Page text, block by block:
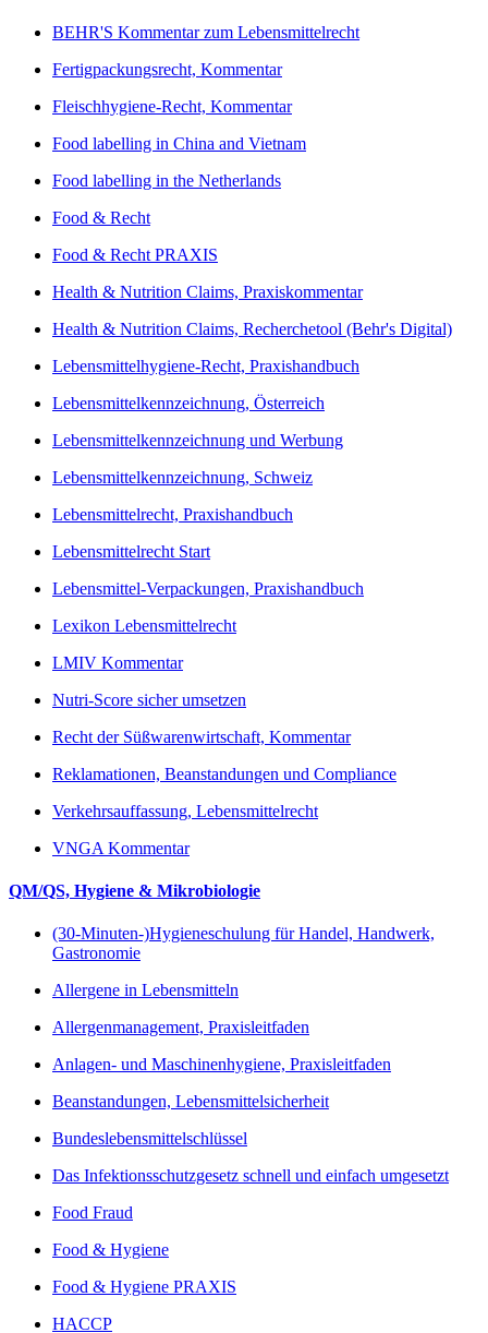
BEHR'S Kommentar zum Lebensmittelrecht
Fertigpackungsrecht, Kommentar
Fleischhygiene-Recht, Kommentar
Food labelling in China and Vietnam
Food labelling in the Netherlands
Food & Recht
Food & Recht PRAXIS
Health & Nutrition Claims, Praxiskommentar
Health & Nutrition Claims, Recherchetool (Behr's Digital)
Lebensmittelhygiene-Recht, Praxishandbuch
Lebensmittelkennzeichnung, Österreich
Lebensmittelkennzeichnung und Werbung
Lebensmittelkennzeichnung, Schweiz
Lebensmittelrecht, Praxishandbuch
Lebensmittelrecht Start
Lebensmittel-Verpackungen, Praxishandbuch
Lexikon Lebensmittelrecht
LMIV Kommentar
Nutri-Score sicher umsetzen
Recht der Süßwarenwirtschaft, Kommentar
Reklamationen, Beanstandungen und Compliance
Verkehrsauffassung, Lebensmittelrecht
VNGA Kommentar
QM/QS, Hygiene & Mikrobiologie
(30-Minuten-)Hygieneschulung für Handel, Handwerk,
Gastronomie
Allergene in Lebensmitteln
Allergenmanagement, Praxisleitfaden
Anlagen- und Maschinenhygiene, Praxisleitfaden
Beanstandungen, Lebensmittelsicherheit
Bundeslebensmittelschlüssel
Das Infektionsschutzgesetz schnell und einfach umgesetzt
Food Fraud
Food & Hygiene
Food & Hygiene PRAXIS
HACCP